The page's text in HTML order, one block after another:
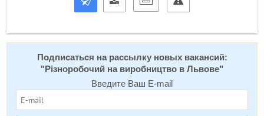
Подписаться на расcылку новых вакансий:
" Різноробочий на виробництво в Львове"
Введите Ваш E-mail